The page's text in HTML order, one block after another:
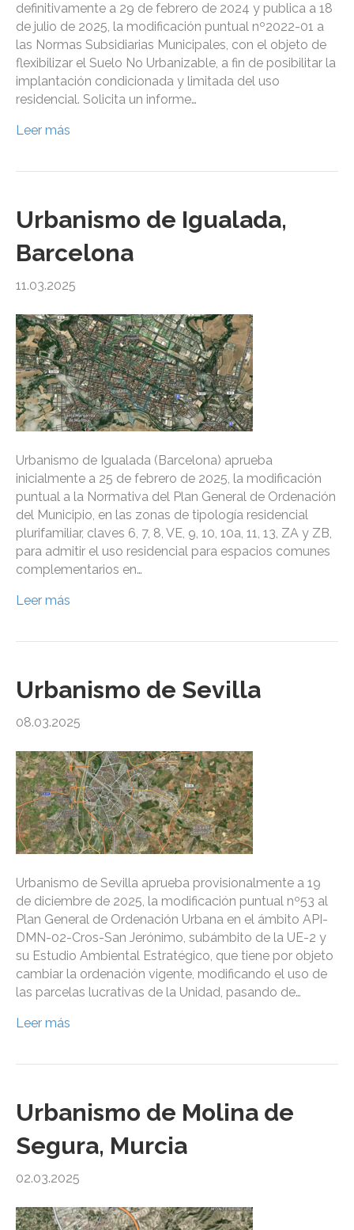
definitivamente a 29 de febrero de 2024 y publica a 18
de julio de 2025, la modificación puntual nº2022-01 a
las Normas Subsidiarias Municipales, con el objeto de
flexibilizar el Suelo No Urbanizable, a fin de posibilitar la
implantación condicionada y limitada del uso
residencial. Solicita un informe…
Leer más
Urbanismo de Igualada,
Barcelona
11.03.2025
Urbanismo de Igualada (Barcelona) aprueba
inicialmente a 25 de febrero de 2025, la modificación
puntual a la Normativa del Plan General de Ordenación
del Municipio, en las zonas de tipología residencial
plurifamiliar, claves 6, 7, 8, VE, 9, 10, 10a, 11, 13, ZA y ZB,
para admitir el uso residencial para espacios comunes
complementarios en…
Leer más
Urbanismo de Sevilla
08.03.2025
Urbanismo de Sevilla aprueba provisionalmente a 19
de diciembre de 2025, la modificación puntual nº53 al
Plan General de Ordenación Urbana en el ámbito API-
DMN-02-Cros-San Jerónimo, subámbito de la UE-2 y
su Estudio Ambiental Estratégico, que tiene por objeto
cambiar la ordenación vigente, modificando el uso de
las parcelas lucrativas de la Unidad, pasando de…
Leer más
Urbanismo de Molina de
Segura, Murcia
02.03.2025